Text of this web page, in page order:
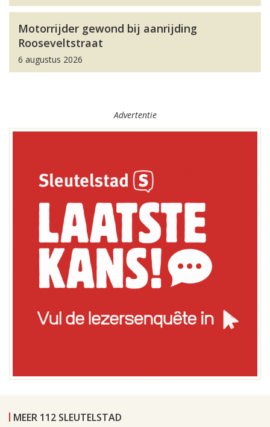
Motorrijder gewond bij aanrijding
Rooseveltstraat
6 augustus 2026
Advertentie
MEER 112 SLEUTELSTAD